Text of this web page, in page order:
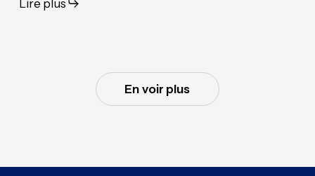
Lire plus
En voir plus